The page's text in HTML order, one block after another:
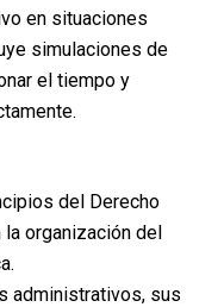
en situaciones
simulaciones de
el tiempo y
del Derecho
organización del
administrativos, sus